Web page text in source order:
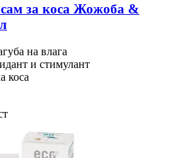
за коса Жожоба &
на влага
и стимулант
коса